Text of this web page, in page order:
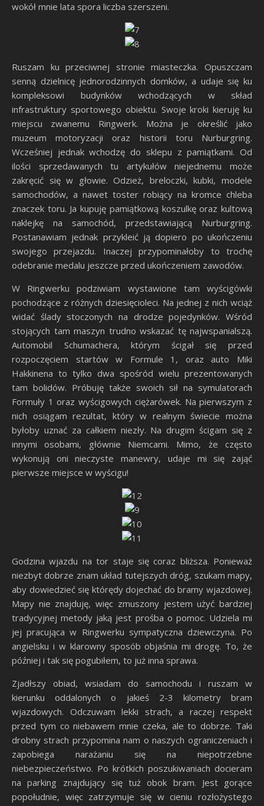
wokół mnie lata spora liczba szerszeni.
Ruszam ku przeciwnej stronie miasteczka. Opuszczam
senną dzielnicę jednorodzinnych domków, a udaje się ku
kompleksowi budynków wchodzących w skład
infrastruktury sportowego obiektu. Swoje kroki kieruję ku
miejscu zwanemu Ringwerk. Można je określić jako
muzeum motoryzacji oraz historii toru Nurburgring.
Wcześniej jednak wchodzę do sklepu z pamiątkami. Od
ilości sprzedawanych tu artykułów niejednemu może
zakręcić się w głowie. Odzież, breloczki, kubki, modele
samochodów, a nawet toster robiący na kromce chleba
znaczek toru. Ja kupuję pamiątkową koszulkę oraz kultową
naklejkę na samochód, przedstawiającą Nurburgring.
Postanawiam jednak przykleić ją dopiero po ukończeniu
swojego przejazdu. Inaczej przypominałoby to trochę
odebranie medalu jeszcze przed ukończeniem zawodów.
W Ringwerku podziwiam wystawione tam wyścigówki
pochodzące z różnych dziesięcioleci. Na jednej z nich wciąż
widać ślady stoczonych na drodze pojedynków. Wśród
stojących tam maszyn trudno wskazać tę najwspanialszą.
Automobil Schumachera, którym ścigał się przed
rozpoczęciem startów w Formule 1, oraz auto Miki
Hakkinena to tylko dwa spośród wielu prezentowanych
tam bolidów. Próbuję także swoich sił na symulatorach
Formuły 1 oraz wyścigowych ciężarówek. Na pierwszym z
nich osiągam rezultat, który w realnym świecie można
byłoby uznać za całkiem niezły. Na drugim ścigam się z
innymi osobami, głównie Niemcami. Mimo, że często
wykonują oni nieczyste manewry, udaje mi się zająć
pierwsze miejsce w wyścigu!
Godzina wjazdu na tor staje się coraz bliższa. Ponieważ
niezbyt dobrze znam układ tutejszych dróg, szukam mapy,
aby dowiedzieć się którędy dojechać do bramy wjazdowej.
Mapy nie znajduję, więc zmuszony jestem użyć bardziej
tradycyjnej metody jaką jest prośba o pomoc. Udziela mi
jej pracująca w Ringwerku sympatyczna dziewczyna. Po
angielsku i w klarowny sposób objaśnia mi drogę. To, że
później i tak się pogubiłem, to już inna sprawa.
Zjadłszy obiad, wsiadam do samochodu i ruszam w
kierunku oddalonych o jakieś 2-3 kilometry bram
wjazdowych. Odczuwam lekki strach, a raczej respekt
przed tym co niebawem mnie czeka, ale to dobrze. Taki
drobny strach przypomina nam o naszych ograniczeniach i
zapobiega narażaniu się na niepotrzebne
niebezpieczeństwo. Po krótkich poszukiwaniach docieram
na parking znajdujący się tuż obok bram. Jest gorące
popołudnie, więc zatrzymuje się w cieniu rozłożystego